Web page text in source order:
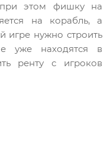
этом фишку на
на корабль, а
игре нужно строить
уже находятся в
ренту с игроков